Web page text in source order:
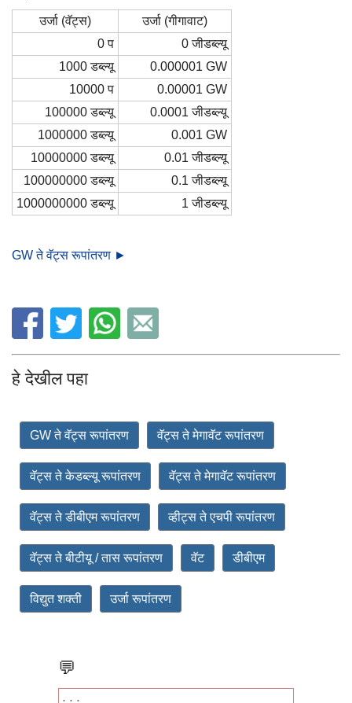
उर्जा (वॅट्स)
उर्जा (गीगावाट)
0 प
0 जीडब्ल्यू
1000 डब्ल्यू
0.000001 GW
10000 प
0.00001 GW
100000 डब्ल्यू
0.0001 जीडब्ल्यू
1000000 डब्ल्यू
0.001 GW
10000000 डब्ल्यू
0.01 जीडब्ल्यू
100000000 डब्ल्यू
0.1 जीडब्ल्यू
1000000000 डब्ल्यू
1 जीडब्ल्यू
GW ते वॅट्स रूपांतरण ►
हे देखील पहा
GW ते वॅट्स रूपांतरण वॅट्स ते मेगावॅट रूपांतरण
वॅट्स ते केडब्ल्यू रूपांतरण वॅट्स ते मेगावॅट रूपांतरण
वॅट्स ते डीबीएम रूपांतरण व्हीट्स ते एचपी रूपांतरण
वॅट्स ते बीटीयू / तास रूपांतरण वॅट डीबीएम
विद्युत शक्ती उर्जा रूपांतरण
💬